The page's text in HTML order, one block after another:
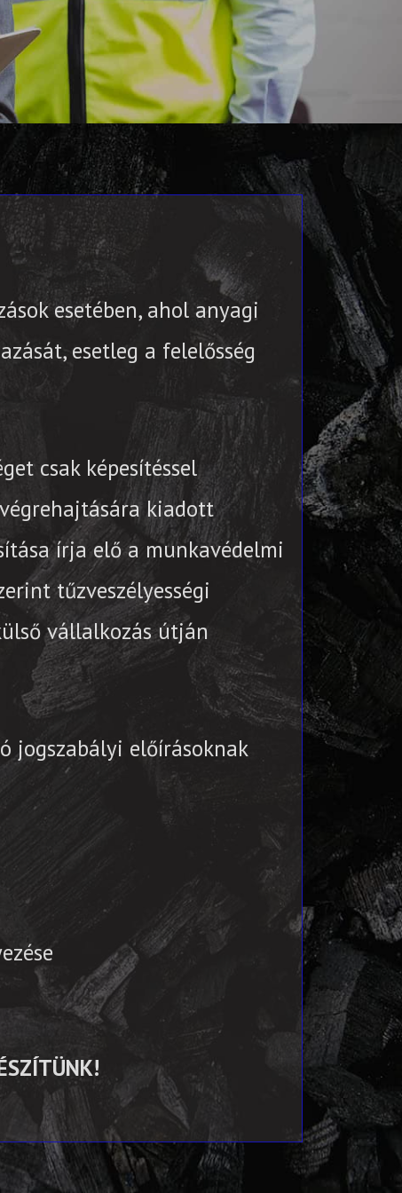
esetében, ahol anyagi
esetleg a felelősség
csak képesítéssel
kiadott
írja elő a munkavédelmi
tűzveszélyességi
vállalkozás útján
jogszabályi előírásoknak